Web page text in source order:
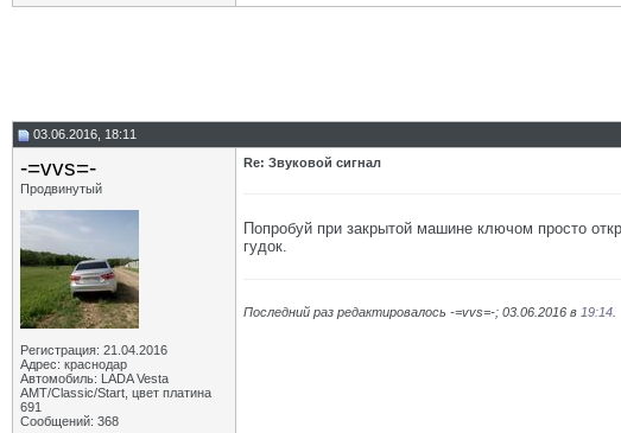
03.06.2016, 18:11
-=vvs=-
Продвинутый
Регистрация: 21.04.2016
Адрес: краснодар
Автомобиль: LADA Vesta
АМТ/Classic/Start, цвет платина
691
Сообщений: 368
Re: Звуковой сигнал
Попробуй при закрытой машине ключом просто
гудок.
Последний раз редактировалось -=vvs=-; 03.06.2016 в 19:14